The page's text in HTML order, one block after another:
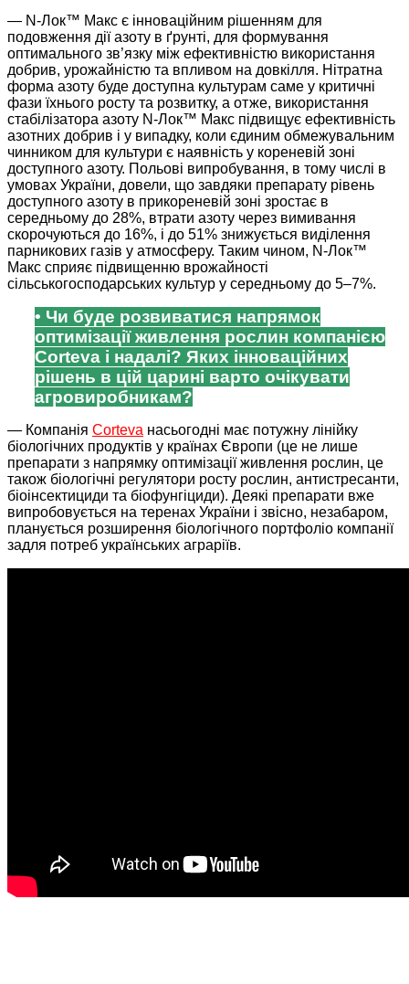
— N-Лок™ Макс є інноваційним рішенням для
подовження дії азоту в ґрунті, для формування
оптимального зв’язку між ефективністю використання
добрив, урожайністю та впливом на довкілля. Нітратна
форма азоту буде доступна культурам саме у критичні
фази їхнього росту та розвитку, а отже, використання
стабілізатора азоту N-Лок™ Mакс підвищує ефективність
азотних добрив і у випадку, коли єдиним обмежувальним
чинником для культури є наявність у кореневій зоні
доступного азоту. Польові випробування, в тому числі в
умовах України, довели, що завдяки препарату рівень
доступного азоту в прикореневій зоні зростає в
середньому до 28%, втрати азоту через вимивання
скорочуються до 16%, і до 51% знижується виділення
парникових газів у атмосферу. Таким чином, N-Лок™
Mакс сприяє підвищенню врожайності
сільськогосподарських культур у середньому до 5–7%.
• Чи буде розвиватися напрямок
оптимізації живлення рослин компанією
Corteva і надалі? Яких інноваційних
рішень в цій царині варто очікувати
агровиробникам?
— Компанія Corteva насьогодні має потужну лінійку
біологічних продуктів у країнах Європи (це не лише
препарати з напрямку оптимізації живлення рослин, це
також біологічні регулятори росту рослин, антистресанти,
біоінсектициди та біофунгіциди). Деякі препарати вже
випробовується на теренах України і звісно, незабаром,
планується розширення біологічного портфоліо компанії
задля потреб українських аграріїв.